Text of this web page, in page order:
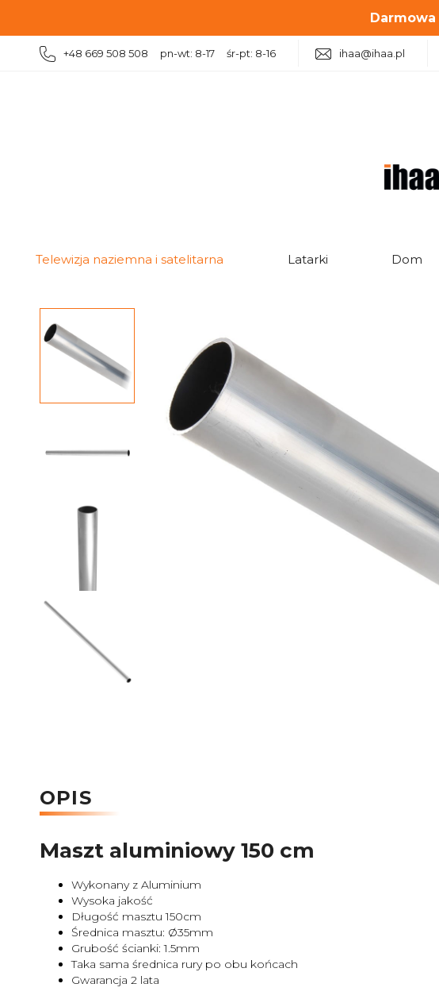
+48 669 508 508 pn-wt: 8-17 śr-pt: 8-16 ihaa@ihaa.pl
Telewizja naziemna i satelitarna Latarki Dom
OPIS
Maszt aluminiowy 150 cm
Wykonany z Aluminium
Wysoka jakość
Długość masztu 150cm
Średnica masztu: Ø35mm
Grubość ścianki: 1.5mm
Taka sama średnica rury po obu końcach
Gwarancja 2 lata